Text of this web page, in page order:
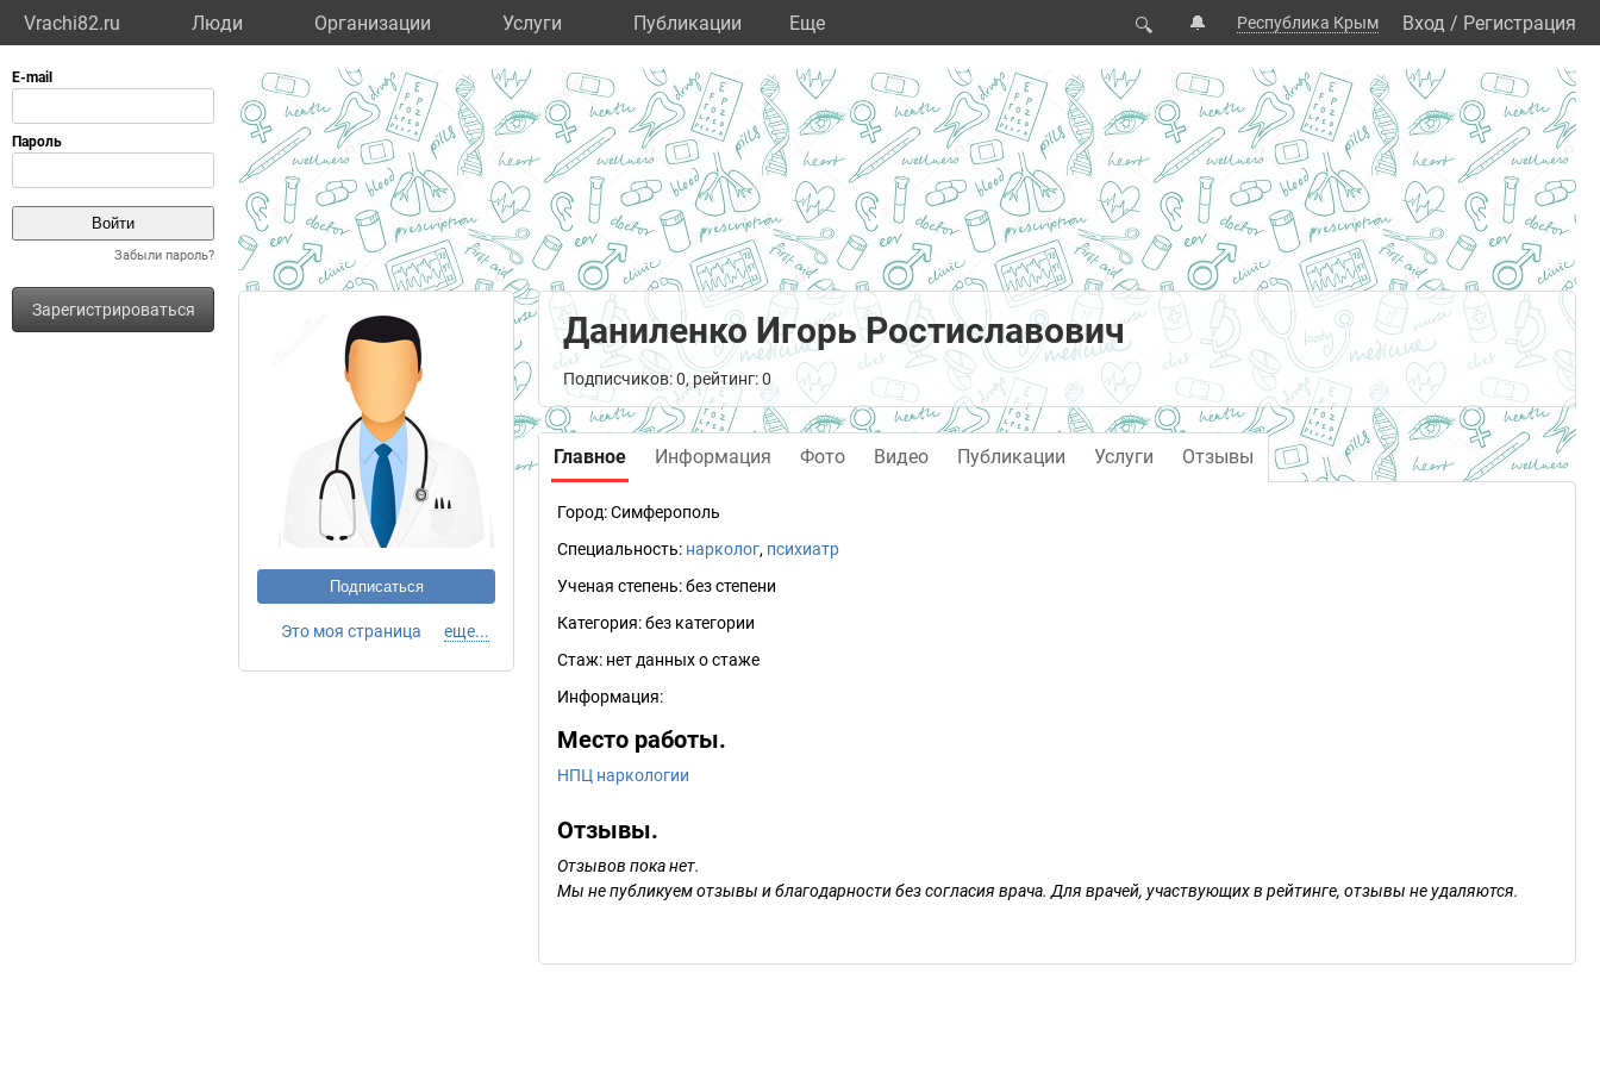
Vrachi82.ru Люди Организации Услуги Публикации Eще 🔍 🔔 Республика Крым Вход / Регистрация
Забыли пароль?
Зарегистрироваться
Подписаться
Это моя страница еще...
Даниленко Игорь Ростиславович
Подписчиков: 0, рейтинг: 0
Главное Информация Фото Видео Публикации Услуги Отзывы
Город:Симферополь
Специальность: нарколог, психиатр
Ученая степень:без степени
Категория:без категории
Стаж: нет данных о стаже
Информация:
Место работы.
НПЦ наркологии
Отзывы.
Отзывов пока нет.
Мы не публикуем отзывы и благодарности без согласия врача. Для врачей, участвующих в рейтинге, отзывы не удаляются.